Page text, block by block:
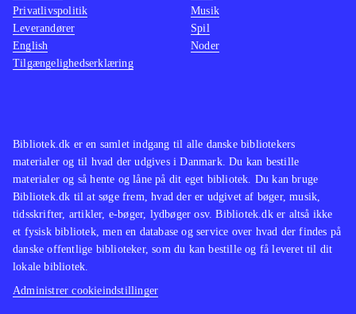
nogen skala. Mangler man iskolde og
ugæstfri planeter i spilsamlingen er
dette ikke et dårlig bud
Bibliotek.dk er en samlet indgang til alle danske bibliotekers
materialer og til hvad der udgives i Danmark. Du kan bestille
materialer og så hente og låne på dit eget bibliotek. Du kan bruge
Bibliotek.dk til at søge frem, hvad der er udgivet af bøger, musik,
tidsskrifter, artikler, e-bøger, lydbøger osv. Bibliotek.dk er altså ikke
et fysisk bibliotek, men en database og service over hvad der findes på
danske offentlige biblioteker, som du kan bestille og få leveret til dit
lokale bibliotek.
Administrer cookieindstillinger
Privatlivspolitik
Leverandører
English
Tilgængelighedserklæring
Musik
Spil
Noder